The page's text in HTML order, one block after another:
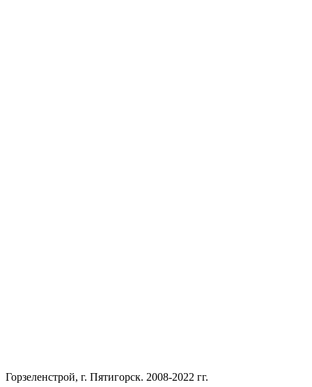
Горзеленстрой, г. Пятигорск. 2008-2022 гг.